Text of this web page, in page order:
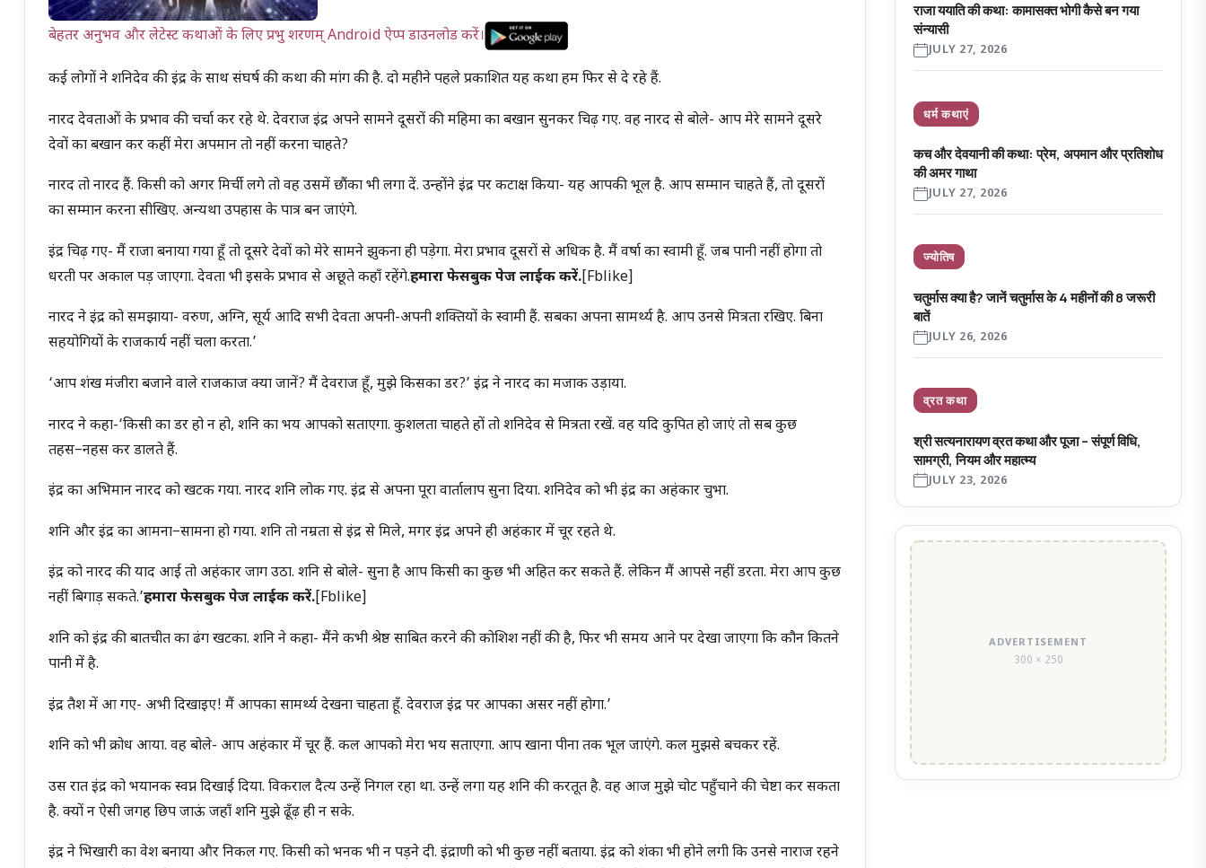
बेहतर अनुभव और लेटेस्ट कथाओं के लिए प्रभु शरणम् Android ऐप्प डाउनलोड करें।
कई लोगों ने शनिदेव की इंद्र के साथ संघर्ष की कथा की मांग की है. दो महीने पहले प्रकाशित यह कथा हम फिर से दे रहे हैं.
नारद देवताओं के प्रभाव की चर्चा कर रहे थे. देवराज इंद्र अपने सामने दूसरों की महिमा का बखान सुनकर चिढ़ गए. वह नारद से बोले- आप मेरे सामने दूसरे
देवों का बखान कर कहीं मेरा अपमान तो नहीं करना चाहते?
नारद तो नारद हैं. किसी को अगर मिर्ची लगे तो वह उसमें छौंका भी लगा दें. उन्होंने इंद्र पर कटाक्ष किया- यह आपकी भूल है. आप सम्मान चाहते हैं, तो दूसरों
का सम्मान करना सीखिए. अन्यथा उपहास के पात्र बन जाएंगे.
इंद्र चिढ़ गए- मैं राजा बनाया गया हूँ तो दूसरे देवों को मेरे सामने झुकना ही पड़ेगा. मेरा प्रभाव दूसरों से अधिक है. मैं वर्षा का स्वामी हूँ. जब पानी नहीं होगा तो
धरती पर अकाल पड़ जाएगा. देवता भी इसके प्रभाव से अछूते कहाँ रहेंगे.हमारा फेसबुक पेज लाईक करें.[fblike]
नारद ने इंद्र को समझाया- वरुण, अग्नि, सूर्य आदि सभी देवता अपनी-अपनी शक्तियों के स्वामी हैं. सबका अपना सामर्थ्य है. आप उनसे मित्रता रखिए. बिना
सहयोगियों के राजकार्य नहीं चला करता.’
‘आप शंख मंजीरा बजाने वाले राजकाज क्या जानें? मैं देवराज हूँ, मुझे किसका डर?’ इंद्र ने नारद का मजाक उड़ाया.
नारद ने कहा-‘किसी का डर हो न हो, शनि का भय आपको सताएगा. कुशलता चाहते हों तो शनिदेव से मित्रता रखें. वह यदि कुपित हो जाएं तो सब कुछ
तहस−नहस कर डालते हैं.
इंद्र का अभिमान नारद को खटक गया. नारद शनि लोक गए. इंद्र से अपना पूरा वार्तालाप सुना दिया. शनिदेव को भी इंद्र का अहंकार चुभा.
शनि और इंद्र का आमना−सामना हो गया. शनि तो नम्रता से इंद्र से मिले, मगर इंद्र अपने ही अहंकार में चूर रहते थे.
इंद्र को नारद की याद आई तो अहंकार जाग उठा. शनि से बोले- सुना है आप किसी का कुछ भी अहित कर सकते हैं. लेकिन मैं आपसे नहीं डरता. मेरा आप कुछ
नहीं बिगाड़ सकते.’हमारा फेसबुक पेज लाईक करें.[fblike]
शनि को इंद्र की बातचीत का ढंग खटका. शनि ने कहा- मैंने कभी श्रेष्ठ साबित करने की कोशिश नहीं की है, फिर भी समय आने पर देखा जाएगा कि कौन कितने
पानी में है.
इंद्र तैश में आ गए- अभी दिखाइए! मैं आपका सामर्थ्य देखना चाहता हूँ. देवराज इंद्र पर आपका असर नहीं होगा.’
शनि को भी क्रोध आया. वह बोले- आप अहंकार में चूर हैं. कल आपको मेरा भय सताएगा. आप खाना पीना तक भूल जाएंगे. कल मुझसे बचकर रहें.
उस रात इंद्र को भयानक स्वप्न दिखाई दिया. विकराल दैत्य उन्हें निगल रहा था. उन्हें लगा यह शनि की करतूत है. वह आज मुझे चोट पहुँचाने की चेष्टा कर सकता
है. क्यों न ऐसी जगह छिप जाऊं जहाँ शनि मुझे ढूँढ़ ही न सके.
इंद्र ने भिखारी का वेश बनाया और निकल गए. किसी को भनक भी न पड़ने दी. इंद्राणी को भी कुछ नहीं बताया. इंद्र को शंका भी होने लगी कि उनसे नाराज रहने
राजा ययाति की कथा: कामासक्त भोगी कैसे बन गया
संन्यासी
JULY 27, 2026
धर्म कथाएं
कच और देवयानी की कथा: प्रेम, अपमान और प्रतिशोध
की अमर गाथा
JULY 27, 2026
ज्योतिष
चतुर्मास क्या है? जानें चतुर्मास के 4 महीनों की 8 जरूरी
बातें
JULY 26, 2026
व्रत कथा
श्री सत्यनारायण व्रत कथा और पूजा – संपूर्ण विधि,
सामग्री, नियम और महात्म्य
JULY 23, 2026
ADVERTISEMENT
300 × 250